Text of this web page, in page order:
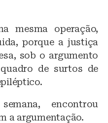
mesma operação,
porque a justiça
sob o argumento
de surtos de
encontrou
a argumentação.